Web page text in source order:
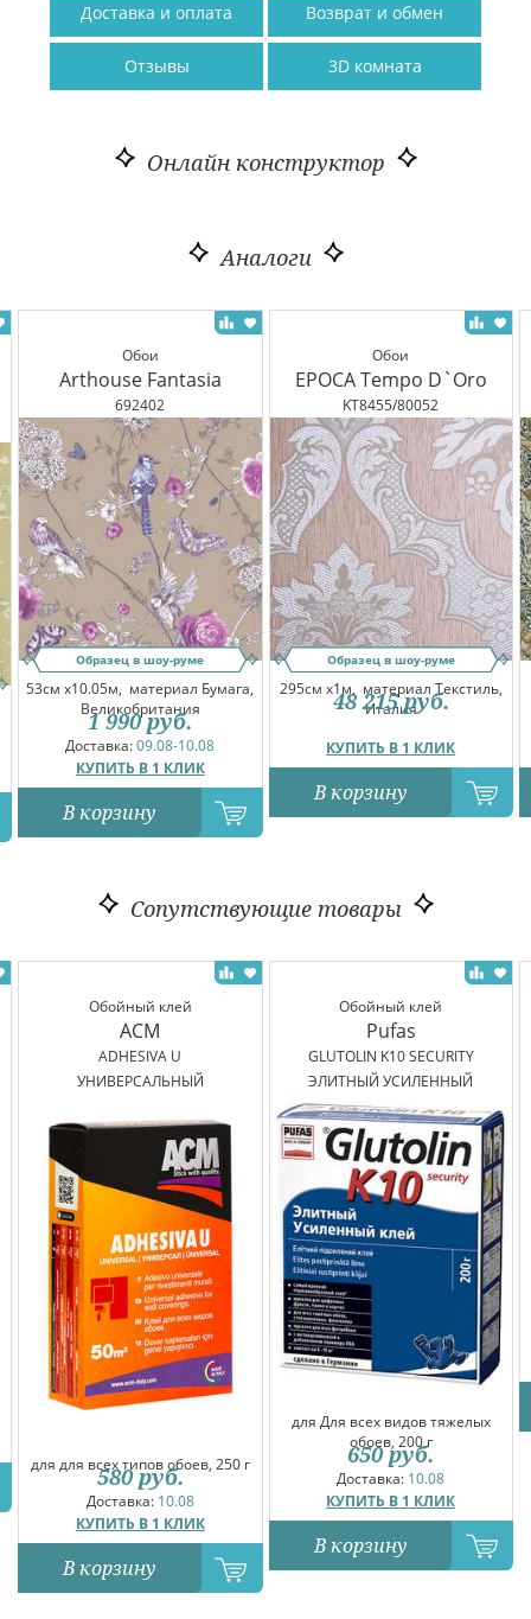
Доставка и оплата Возврат и обмен
Отзывы 3D комната
Онлайн конструктор
Аналоги
Обои
Arthouse Fantasia
692402
Образец в шоу-руме
53см x10.05м, материал Бумага,
Великобритания
Доставка:09.08-10.08
КУПИТЬ В 1 КЛИК
1 990 руб.
В корзину
Обои
EPOCA Tempo D`Oro
KT8455/80052
Образец в шоу-руме
295см x1м, материал Текстиль,
Италия
КУПИТЬ В 1 КЛИК
48 215 руб.
В корзину
Сопутствующие товары
Обойный клей
ACM
ADHESIVA U
УНИВЕРСАЛЬНЫЙ
для для всех типов обоев, 250 г
Доставка: 10.08
КУПИТЬ В 1 КЛИК
580 руб.
В корзину
Обойный клей
Pufas
GLUTOLIN K10 SECURITY
ЭЛИТНЫЙ УСИЛЕННЫЙ
для Для всех видов тяжелых
обоев, 200 г
Доставка: 10.08
КУПИТЬ В 1 КЛИК
650 руб.
В корзину